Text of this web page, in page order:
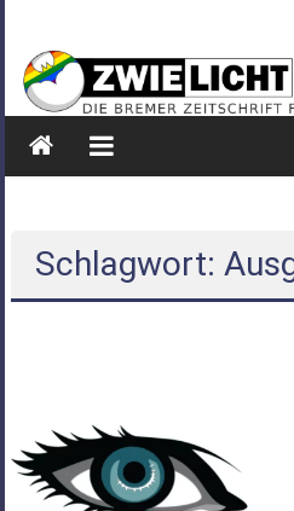
springen
ZWIELICHT
BREMEN
DIE
PSYCHOSOZIALE
THEMEN
Schlagwort: